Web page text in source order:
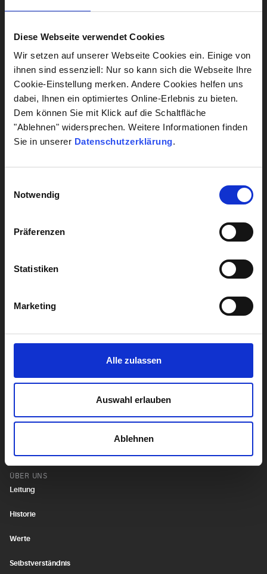
Diese Webseite verwendet Cookies
Wir setzen auf unserer Webseite Cookies ein. Einige von
ihnen sind essenziell: Nur so kann sich die Webseite Ihre
Cookie-Einstellung merken. Andere Cookies helfen uns
dabei, Ihnen ein optimiertes Online-Erlebnis zu bieten.
Dem können Sie mit Klick auf die Schaltfläche
"Ablehnen" widersprechen. Weitere Informationen finden
Sie in unserer Datenschutzerklärung.
Notwendig
Präferenzen
Statistiken
Marketing
Alle zulassen
Auswahl erlauben
Ablehnen
Alle Diagnostik anzeigen
Alle Analysen anzeigen
Hygiene
Medizinische Formeln
Probentransport
ÜBER UNS
Leitung
Historie
Werte
Selbstverständnis